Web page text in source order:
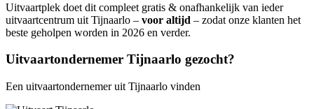
Uitvaartplek doet dit compleet gratis & onafhankelijk van ieder
uitvaartcentrum uit Tijnaarlo – voor altijd – zodat onze klanten het
beste geholpen worden in 2026 en verder.
Uitvaartondernemer Tijnaarlo gezocht?
Een uitvaartondernemer uit Tijnaarlo vinden